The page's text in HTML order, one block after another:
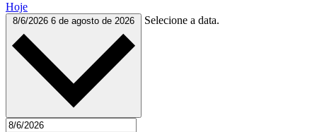
Hoje
8/6/2026 6 de agosto de 2026 Selecione a data.